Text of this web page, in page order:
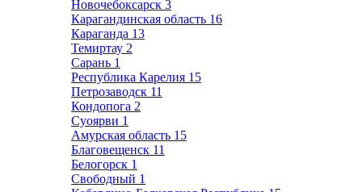
Новочебоксарск 3
Карагандинская область 16
Караганда 13
Темиртау 2
Сарань 1
Республика Карелия 15
Петрозаводск 11
Кондопога 2
Суоярви 1
Амурская область 15
Благовещенск 11
Белогорск 1
Свободный 1